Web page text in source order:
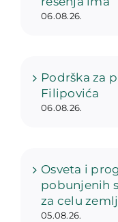
06.08.26.
Podrška za
Filipovića
06.08.26.
Osveta i
pobunjenih
za celu
05.08.26.